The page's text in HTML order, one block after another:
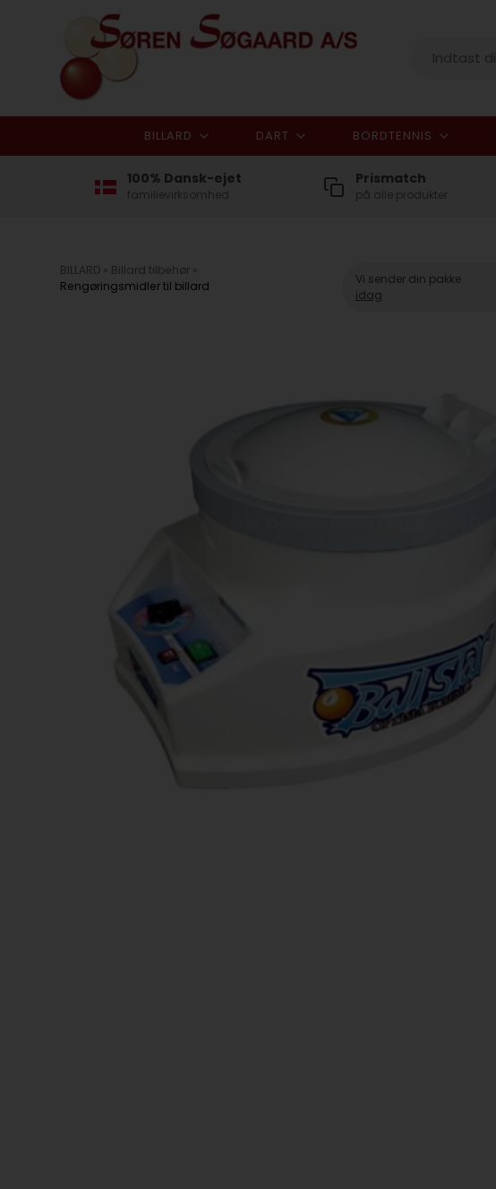
BILLARD DART BORDTENNIS
100% Dansk-ejet
familievirksomhed
Prismatch
på alle produkter
BILLARD » Billard tilbehør »
Rengøringsmidler til billard
Vi sender din pakke
idag